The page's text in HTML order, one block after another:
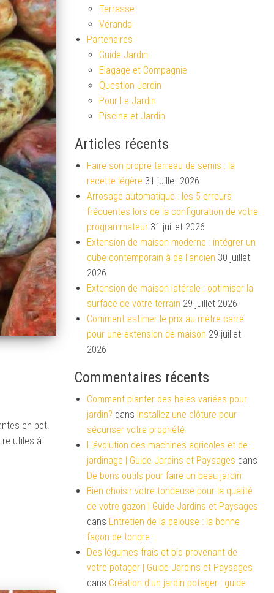
en pot.
utiles à
Terrasse
Véranda
Partenaires
Guide Jardin
Elagage et Compagnie
Question Jardin
Pour Le Jardin
Piscine et Jardin
Articles récents
Faire son propre terreau de semis : la
recette légère 31 juillet 2026
Arrosage automatique : les 5 erreurs
fréquentes lors de la configuration de votre
programmateur 31 juillet 2026
Extension de maison moderne : intégrer un
cube contemporain à de l’ancien 30 juillet
2026
Extension de maison latérale : optimiser la
surface de votre terrain 29 juillet 2026
Comment estimer le prix au mètre carré
pour une extension de maison 29 juillet
2026
Commentaires récents
Comment planter des haies variées pour
jardin? dans Installez une clôture pour
sécuriser votre propriété
L'évolution des machines agricoles et de
jardinage | Guide Jardins et Paysages dans
De bons outils pour faire un beau jardin
Bien choisir votre tondeuse pour la qualité
de votre gazon | Guide Jardins et Paysages
dans Entretien de la pelouse : la bonne
façon de tondre
Des légumes frais et bio provenant de
votre potager | Guide Jardins et Paysages
dans Création d’un jardin potager : guide